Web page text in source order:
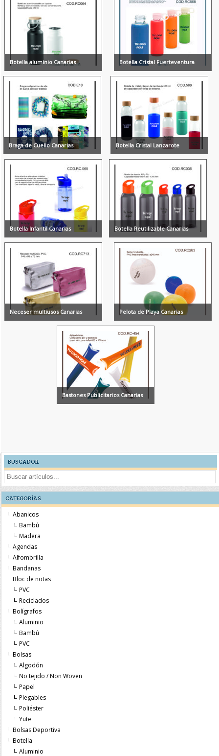
Botella aluminio Canarias Botella Cristal Fuerteventura
Braga de Cuello Canarias Botella Cristal Lanzarote
Botella Infantil Canarias Botella Reutilizable Canarias
Neceser multiusos Canarias Pelota de Playa Canarias
Bastones Publicitarios Canarias
BUSCADOR
CATEGORÍAS
Abanicos
Bambú
Madera
Agendas
Alfombrilla
Bandanas
Bloc de notas
PVC
Reciclados
Bolígrafos
Aluminio
Bambú
PVC
Bolsas
Algodón
No tejido / Non Woven
Papel
Plegables
Poliéster
Yute
Bolsas Deportiva
Botella
Aluminio